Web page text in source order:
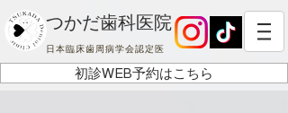
日本臨床歯周病学会認定医
つかだ歯科医院
初診WEB予約はこちら